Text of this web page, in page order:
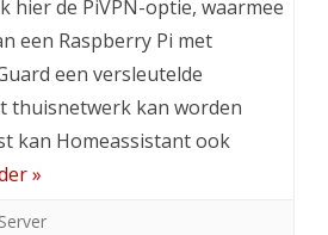
hier de PiVPN-optie, waarmee
een Raspberry Pi met
een versleutelde
thuisnetwerk kan worden
kan Homeassistant ook
»
Server